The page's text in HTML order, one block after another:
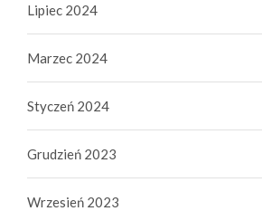
Lipiec 2024
Marzec 2024
Styczeń 2024
Grudzień 2023
Wrzesień 2023